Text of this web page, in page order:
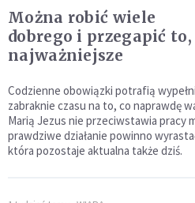
Można robić wiele
dobrego i przegapić to,
najważniejsze
Codzienne obowiązki potrafią
zabraknie czasu na to, co naprawdę
Marią Jezus nie przeciwstawia pracy
prawdziwe działanie powinno
która pozostaje aktualna także dziś.